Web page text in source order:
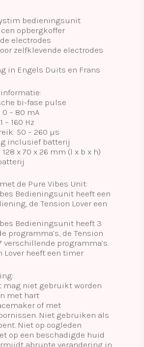
bedieningsunit
opbergkoffer
electrodes
zelfklevende electrodes
in Engels Duits en Frans
bi-fase pulse
– 80 mA
– 160 Hz
50 – 260 µs
inclusief batterij
x 70 x 26 mm (l x b x h)
de Pure Vibes Unit:
Bedieningsunit heeft een
de Tension Lover een
Bedieningsunit heeft 3
programma’s, de Tension
verschillende programma’s.
Lover heeft een timer
mag niet gebruikt worden
met hart
of met
Niet gebruiken als
Niet op oogleden
op een beschadigde huid
abrupte verandering in